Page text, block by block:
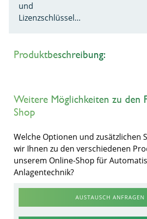
und
Lizenzschlüssel…
Produktbeschreibung:
Weitere Möglichkeiten zu den
Shop
Welche Optionen und zusätzlichen
wir Ihnen zu den verschiedenen
unserem Online-Shop für
Anlagentechnik?
AUSTAUSCH ANFRAGEN